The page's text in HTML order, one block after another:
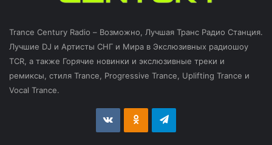
Trance Century Radio – Возможно, Лучшая Транс Радио Станция.
Лучшие DJ и Артисты СНГ и Мира в Экслюзивных радиошоу
TCR, а также Горячие новинки и экслюзивные треки и
ремиксы, стиля Trance, Progressive Trance, Uplifting Trance и
Vocal Trance.
vk.com Odnoklassniki
Telegram